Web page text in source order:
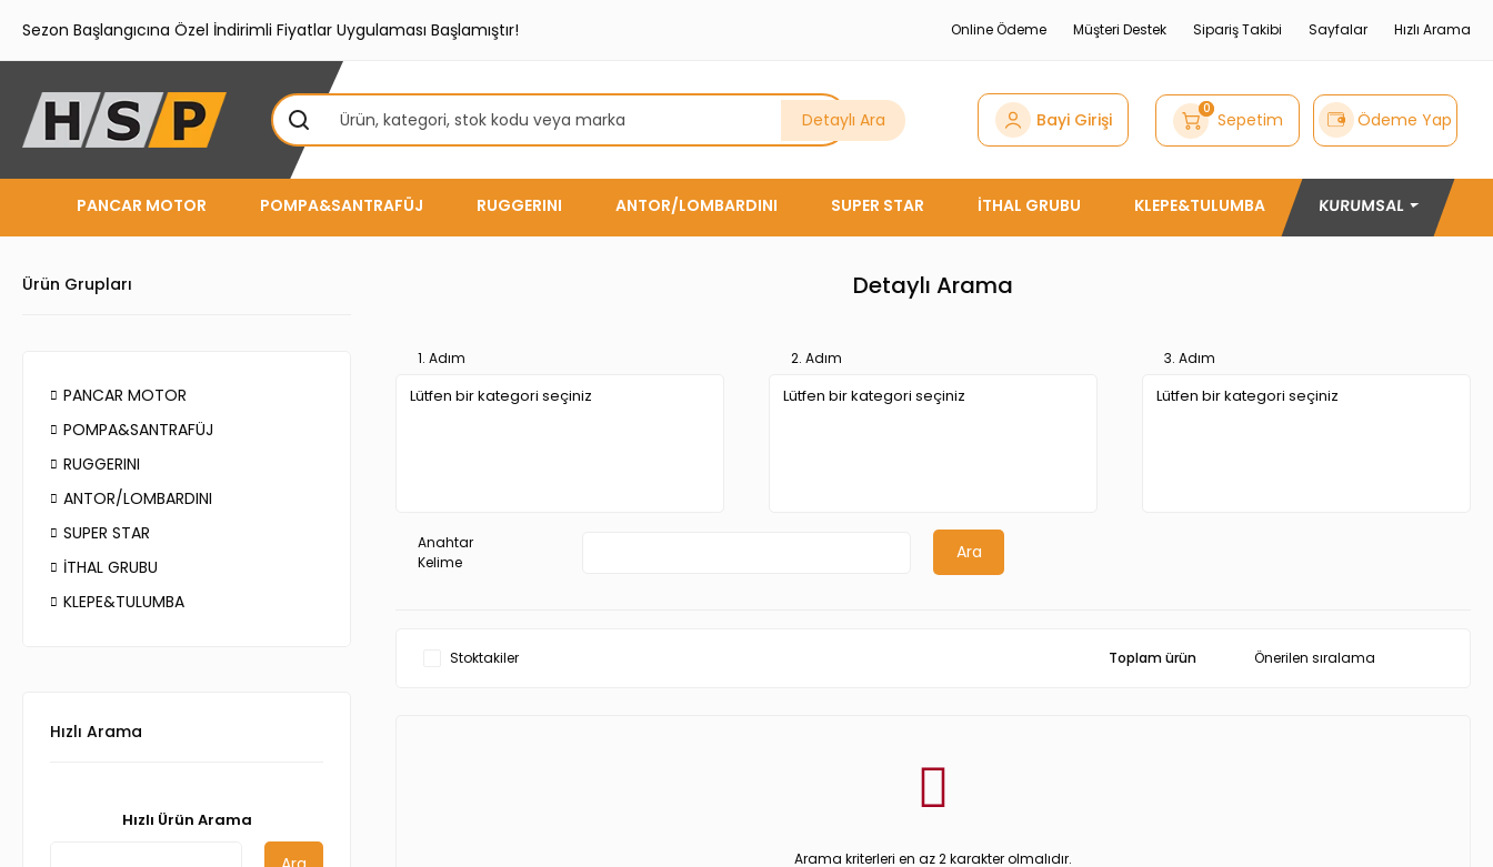
Sezon Başlangıcına Özel İndirimli Fiyatlar Uygulaması Başlamıştır! Online Ödeme Müşteri Destek Sipariş Takibi Sayfalar Hızlı Arama
Detaylı Ara Bayi Girişi 0 Sepetim Ödeme Yap
PANCAR MOTOR POMPA&SANTRAFÜJ RUGGERINI ANTOR/LOMBARDINI SUPER STAR İTHAL GRUBU KLEPE&TULUMBA KURUMSAL
Ürün Grupları
PANCAR MOTOR
POMPA&SANTRAFÜJ
RUGGERINI
ANTOR/LOMBARDINI
SUPER STAR
İTHAL GRUBU
KLEPE&TULUMBA
Hızlı Arama
Hızlı Ürün Arama
Detaylı Arama
1. Adım 2. Adım 3. Adım
Anahtar
Kelime
Stoktakiler Toplam ürün
Arama kriterleri en az 2 karakter olmalıdır.